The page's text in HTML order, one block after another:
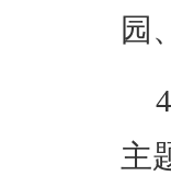
园
主